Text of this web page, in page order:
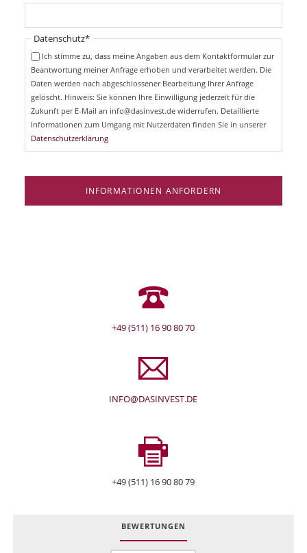
t
f
f
i
Pflichtfeld
Datenschutz*
Ich stimme zu, dass meine Angaben aus dem Kontaktformular zur
Beantwortung meiner Anfrage erhoben und verarbeitet werden. Die
Daten werden nach abgeschlossener Bearbeitung Ihrer Anfrage
gelöscht. Hinweis: Sie können Ihre Einwilligung jederzeit für die
Zukunft per E-Mail an info@dasinvest.de widerrufen. Detaillierte
Informationen zum Umgang mit Nutzerdaten finden Sie in unserer
Datenschutzerklärung
INFORMATIONEN ANFORDERN
+49 (511) 16 90 80 70
INFO@DASINVEST.DE
+49 (511) 16 90 80 79
BEWERTUNGEN